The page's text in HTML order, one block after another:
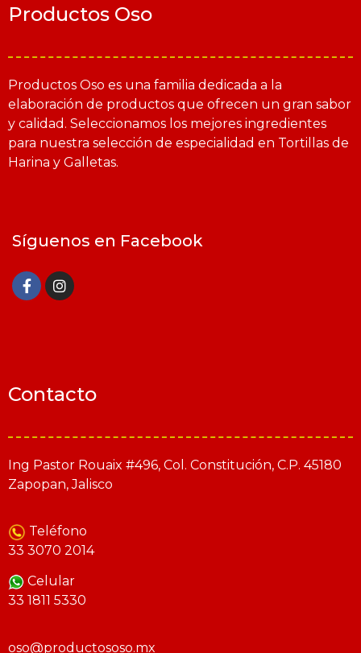
Productos Oso
Productos Oso es una familia dedicada a la
elaboración de productos que ofrecen un gran sabor
y calidad. Seleccionamos los mejores ingredientes
para nuestra selección de especialidad en Tortillas de
Harina y Galletas.
Síguenos en Facebook
Contacto
Ing Pastor Rouaix #496, Col. Constitución, C.P. 45180
Zapopan, Jalisco
Teléfono
33 3070 2014
Celular
33 1811 5330
oso@productososo.mx